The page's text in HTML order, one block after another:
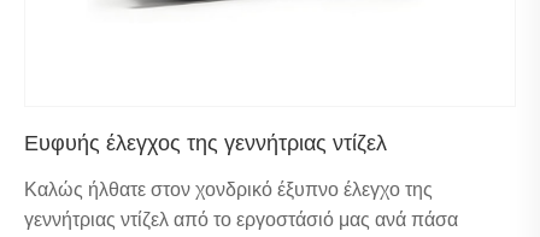
Ευφυής έλεγχος της γεννήτριας ντίζελ
Καλώς ήλθατε στον χονδρικό έξυπνο έλεγχο της
γεννήτριας ντίζελ από το εργοστάσιό μας ανά πάσα